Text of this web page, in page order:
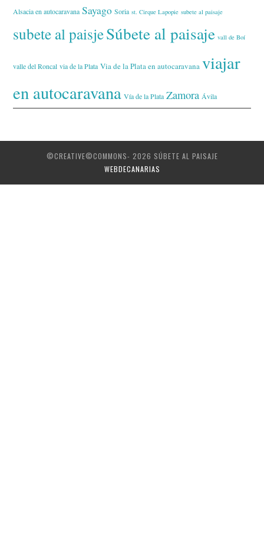
Alsacia en autocaravana Sayago Soria st. Cirque Lapopie subete al paisaje
subete al paisjeSúbete al paisaje vall de Boí
valle del Roncal via de la Plata Via de la Plata en autocaravana viajar
en autocaravana Vía de la Plata Zamora Ávila
©CREATIVE©COMMONS- 2026 SÚBETE AL PAISAJE
WEBDECANARIAS